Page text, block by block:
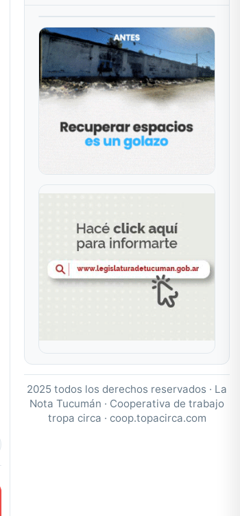
2025 todos los derechos reservados · La
Nota Tucumán · Cooperativa de trabajo
tropa circa · coop.topacirca.com